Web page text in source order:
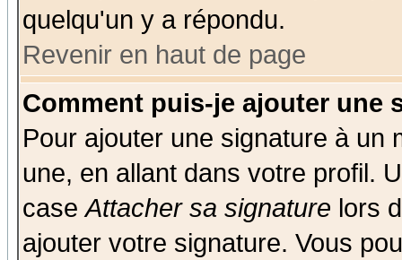
quelqu'un y a répondu.
Revenir en haut de page
Comment puis-je ajouter une
Pour ajouter une signature à un
une, en allant dans votre profil.
caseAttacher sa signature lors
ajouter votre signature. Vous